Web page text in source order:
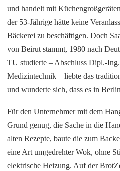
und handelt mit
der 53-Jährige hätte keine
Bäckerei zu beschäftigen. Doch
von Beirut stammt, 1980 nach
TU studierte – Abschluss Dipl.-
Medizintechnik – liebte das
und wunderte sich, dass es in
Für den Unternehmer mit dem
Grund genug, die Sache in die
alten Rezepte, baute die zum
eine Art umgedrehter Wok, ohne
elektrische Heizung. Auf der